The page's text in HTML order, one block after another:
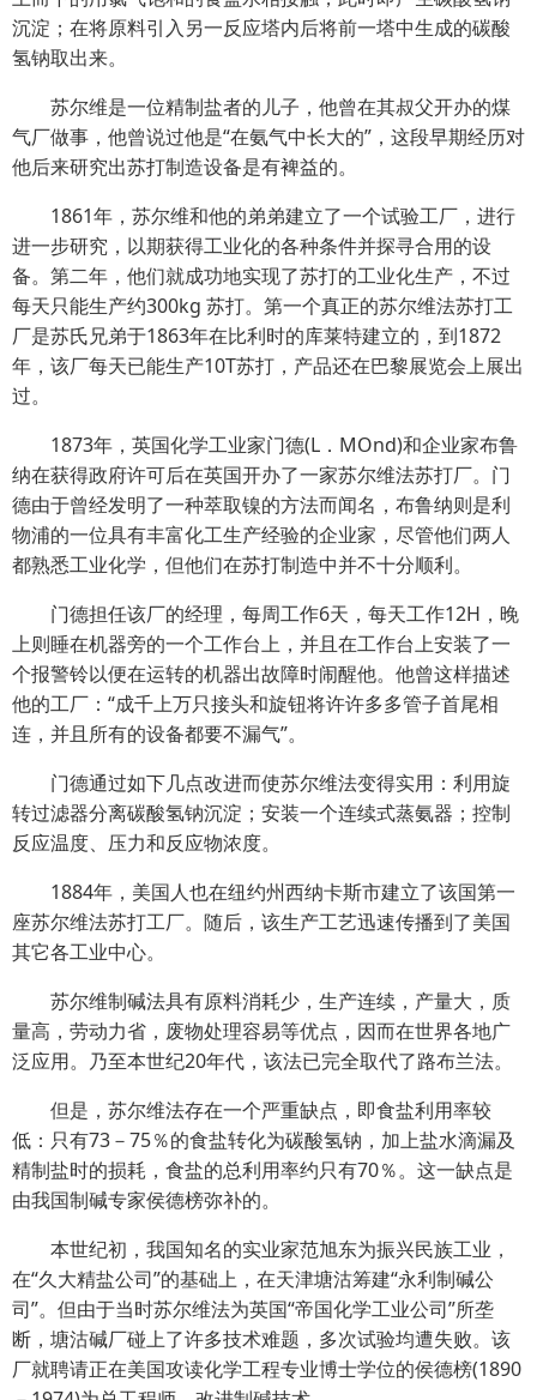
沉淀；在将原料引入另一反应塔内后将前一塔中生成的碳酸
氢钠取出来。
苏尔维是一位精制盐者的儿子，他曾在其叔父开办的煤
气厂做事，他曾说过他是“在氨气中长大的”，这段早期经历对
他后来研究出苏打制造设备是有裨益的。
1861年，苏尔维和他的弟弟建立了一个试验工厂，进行
进一步研究，以期获得工业化的各种条件并探寻合用的设
备。第二年，他们就成功地实现了苏打的工业化生产，不过
每天只能生产约300kg 苏打。第一个真正的苏尔维法苏打工
厂是苏氏兄弟于1863年在比利时的库莱特建立的，到1872
年，该厂每天已能生产10T苏打，产品还在巴黎展览会上展出
过。
1873年，英国化学工业家门德(L．MOnd)和企业家布鲁
纳在获得政府许可后在英国开办了一家苏尔维法苏打厂。门
德由于曾经发明了一种萃取镍的方法而闻名，布鲁纳则是利
物浦的一位具有丰富化工生产经验的企业家，尽管他们两人
都熟悉工业化学，但他们在苏打制造中并不十分顺利。
门德担任该厂的经理，每周工作6天，每天工作12H，晚
上则睡在机器旁的一个工作台上，并且在工作台上安装了一
个报警铃以便在运转的机器出故障时闹醒他。他曾这样描述
他的工厂：“成千上万只接头和旋钮将许许多多管子首尾相
连，并且所有的设备都要不漏气”。
门德通过如下几点改进而使苏尔维法变得实用：利用旋
转过滤器分离碳酸氢钠沉淀；安装一个连续式蒸氨器；控制
反应温度、压力和反应物浓度。
1884年，美国人也在纽约州西纳卡斯市建立了该国第一
座苏尔维法苏打工厂。随后，该生产工艺迅速传播到了美国
其它各工业中心。
苏尔维制碱法具有原料消耗少，生产连续，产量大，质
量高，劳动力省，废物处理容易等优点，因而在世界各地广
泛应用。乃至本世纪20年代，该法已完全取代了路布兰法。
但是，苏尔维法存在一个严重缺点，即食盐利用率较
低：只有73－75％的食盐转化为碳酸氢钠，加上盐水滴漏及
精制盐时的损耗，食盐的总利用率约只有70％。这一缺点是
由我国制碱专家侯德榜弥补的。
本世纪初，我国知名的实业家范旭东为振兴民族工业，
在“久大精盐公司”的基础上，在天津塘沽筹建“永利制碱公
司”。但由于当时苏尔维法为英国“帝国化学工业公司”所垄
断，塘沽碱厂碰上了许多技术难题，多次试验均遭失败。该
厂就聘请正在美国攻读化学工程专业博士学位的侯德榜(1890